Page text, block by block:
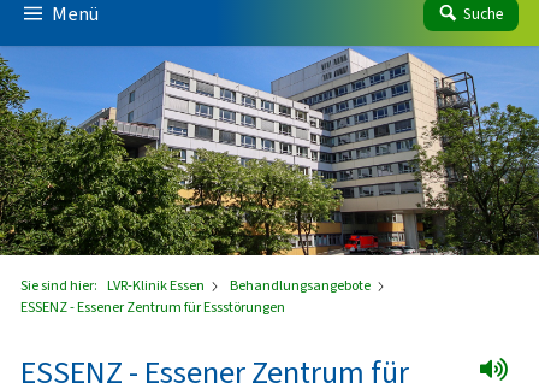
Menü Suche
Sie sind hier: LVR-Klinik Essen
Behandlungsangebote
ESSENZ - Essener Zentrum für Essstörungen
ESSENZ - Essener Zentrum für